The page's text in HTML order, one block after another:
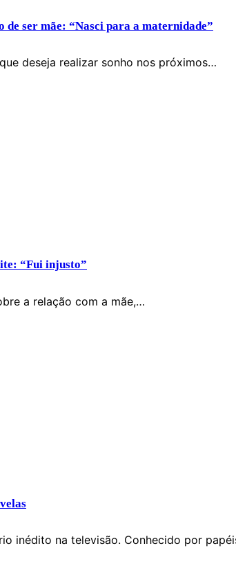
ser mãe: “Nasci para a maternidade”
deseja realizar sonho nos próximos…
“Fui injusto”
a relação com a mãe,…
inédito na televisão. Conhecido por